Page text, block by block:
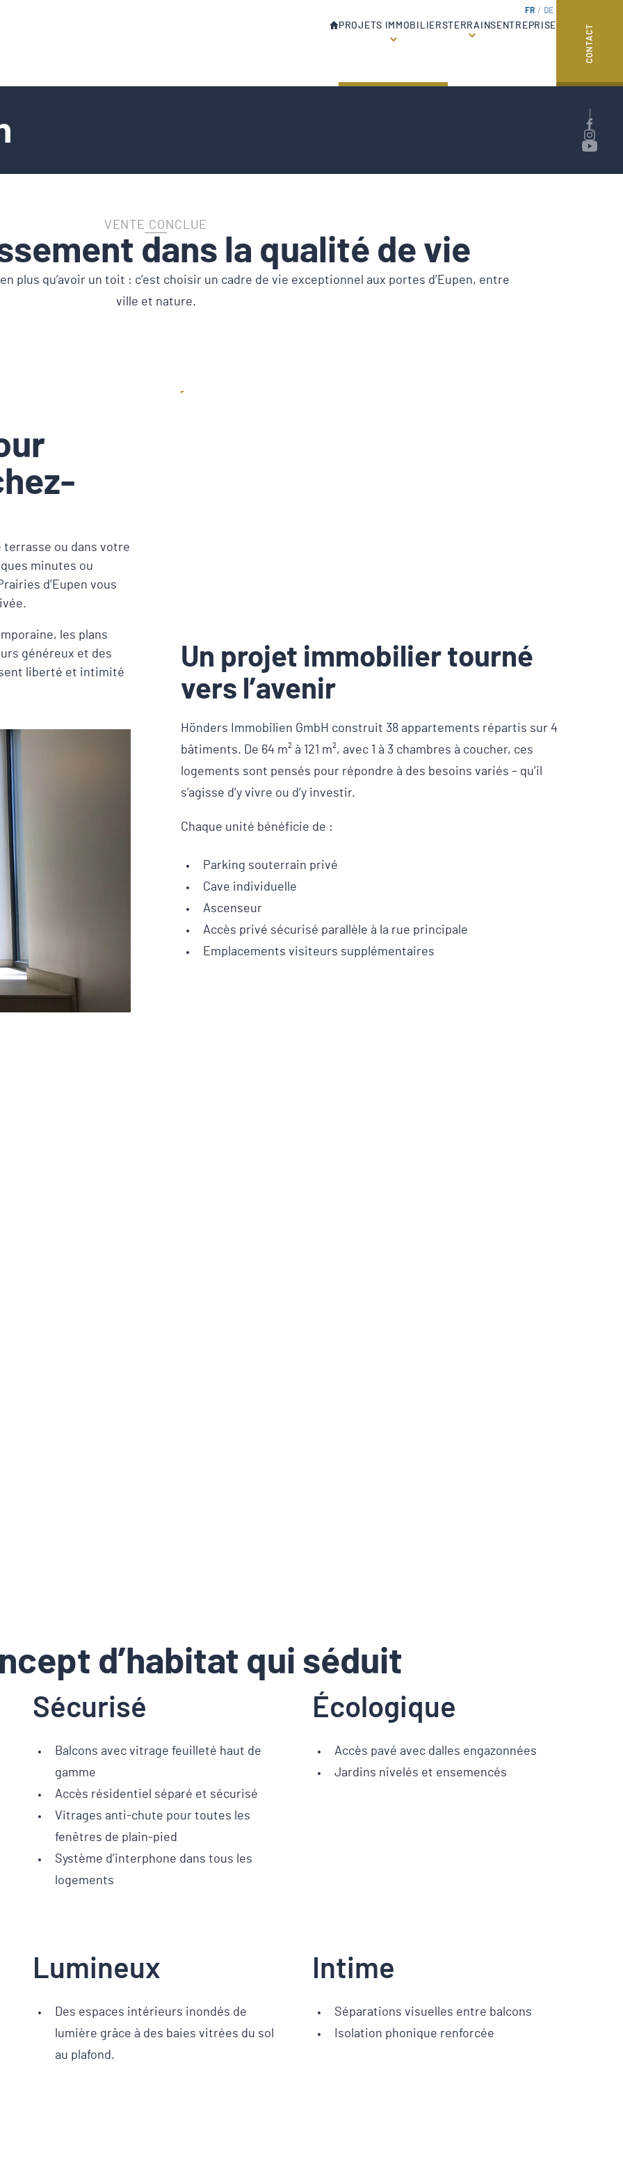
FR DE
HOME
PROJETS IMMOBILIERS TERRAINS ENTREPRISE CONTACT
VENTE CONCLUE
dans la qualité de vie
plus qu’avoir un toit : c’est choisir un cadre de vie exceptionnel aux portes d’Eupen, entre
ville et nature.
terrasse ou dans votre
minutes ou
d’Eupen vous
les plans
généreux et des
liberté et intimité
Play
Un projet immobilier tourné
vers l’avenir
Hönders Immobilien GmbH construit 38 appartements répartis sur 4
bâtiments. De 64 m² à 121 m², avec 1 à 3 chambres à coucher, ces
logements sont pensés pour répondre à des besoins variés – qu’il
s’agisse d’y vivre ou d’y investir.
Chaque unité bénéficie de :
Parking souterrain privé
Cave individuelle
Ascenseur
Accès privé sécurisé parallèle à la rue principale
Emplacements visiteurs supplémentaires
d’habitat qui séduit
Sécurisé
Balcons avec vitrage feuilleté haut de
gamme
Accès résidentiel séparé et sécurisé
Vitrages anti-chute pour toutes les
fenêtres de plain-pied
Système d’interphone dans tous les
logements
Écologique
Accès pavé avec dalles engazonnées
Jardins nivelés et ensemencés
Lumineux
Des espaces intérieurs inondés de
lumière grâce à des baies vitrées du sol
au plafond.
Intime
Séparations visuelles entre balcons
Isolation phonique renforcée